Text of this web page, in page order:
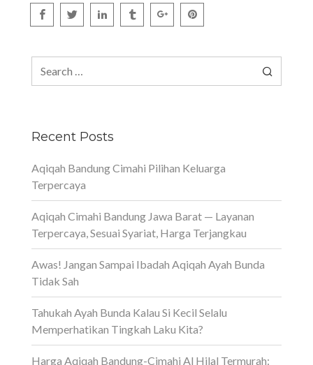
Recent Posts
Aqiqah Bandung Cimahi Pilihan Keluarga
Terpercaya
Aqiqah Cimahi Bandung Jawa Barat — Layanan
Terpercaya, Sesuai Syariat, Harga Terjangkau
Awas! Jangan Sampai Ibadah Aqiqah Ayah Bunda
Tidak Sah
Tahukah Ayah Bunda Kalau Si Kecil Selalu
Memperhatikan Tingkah Laku Kita?
Harga Aqiqah Bandung-Cimahi Al Hilal Termurah: